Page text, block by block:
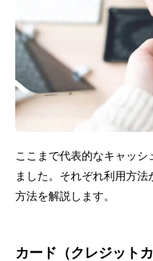
ここまで代表的なキャッ
ました。それぞれ利用方
方法を解説します。
カード（クレジット